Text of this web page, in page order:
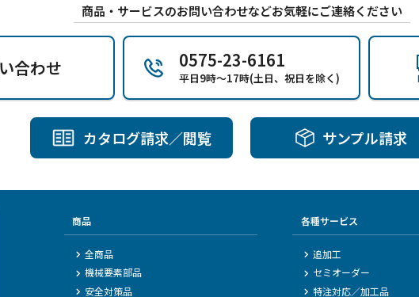
商品・サービスのお問い合わせなどお気軽にご連絡ください
合わせ 0575-23-6161
平日9時～17時(土日、祝日を除く)
カタログ請求／閲覧 サンプル請求
商品
全商品
機械要素部品
安全対策品
各種サービス
追加工
セミオーダー
特注対応／加工品